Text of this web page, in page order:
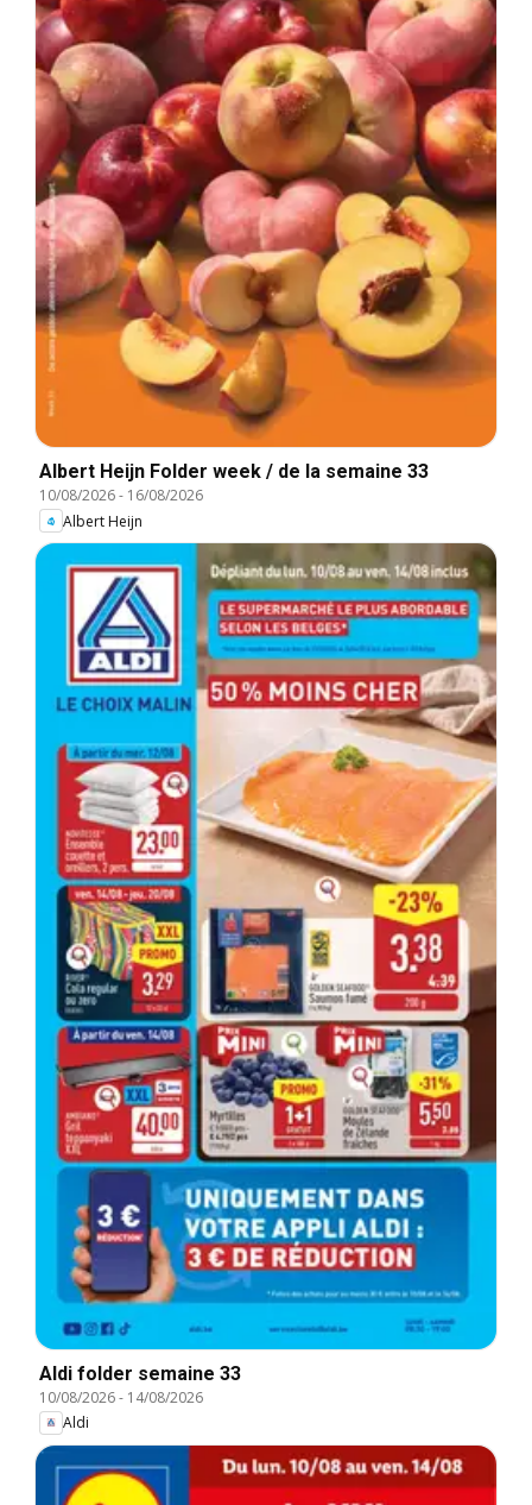
Albert Heijn Folder week / de la semaine 33
10/08/2026- 16/08/2026
Albert Heijn
Aldi folder semaine 33
10/08/2026- 14/08/2026
Aldi